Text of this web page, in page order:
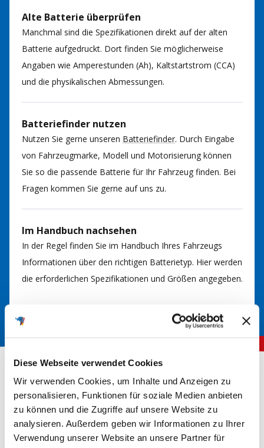
Diese Webseite verwendet Cookies
Wir verwenden Cookies, um Inhalte und Anzeigen zu
personalisieren, Funktionen für soziale Medien anbieten
zu können und die Zugriffe auf unsere Website zu
analysieren. Außerdem geben wir Informationen zu Ihrer
Verwendung unserer Website an unsere Partner für
Alte Batterie überprüfen
Manchmal sind die Spezifikationen direkt auf der alten
Batterie aufgedruckt. Dort finden Sie möglicherweise
Angaben wie Amperestunden (Ah), Kaltstartstrom (CCA)
und die physikalischen Abmessungen.
Batteriefinder nutzen
Nutzen Sie gerne unseren Batteriefinder. Durch Eingabe
von Fahrzeugmarke, Modell und Motorisierung können
Sie so die passende Batterie für Ihr Fahrzeug finden. Bei
Fragen kommen Sie gerne auf uns zu.
Im Handbuch nachsehen
In der Regel finden Sie im Handbuch Ihres Fahrzeugs
Informationen über den richtigen Batterietyp. Hier werden
die erforderlichen Spezifikationen und Größen angegeben.
5.00
Basierend auf 2 Bewertungen
New content loaded